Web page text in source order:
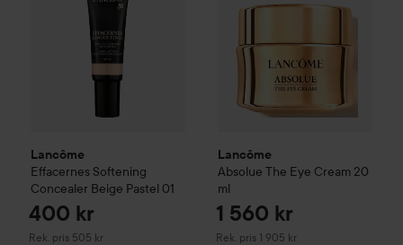
Lancôme
Effacernes Softening
Concealer Beige Pastel 01
400 kr
Rek. pris 505 kr
Rekommenderat pris 505 kr
Lancôme
Absolue The Eye Cream 20
ml
1 560 kr
Rek. pris 1 905 kr
Rekommenderat pris 1 905 kr